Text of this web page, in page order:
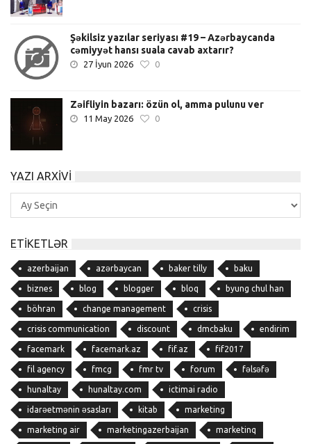
Şəkilsiz yazılar seriyası #19 – Azərbaycanda
cəmiyyət hansı suala cavab axtarır?
27 İyun 2026 0
Zəifliyin bazarı: özün ol, amma pulunu ver
11 May 2026 0
YAZI ARXIVI
Yazı
Arxivi
ETIKETLƏR
azerbaijan azərbaycan baker tilly baku
biznes blog blogger bloq byung chul han
böhran change management crisis
crisis communication discount dmcbaku endirim
facemark facemark.az fif.az fif2017
fil agency fmcg fmr tv forum fəlsəfə
hunaltay hunaltay.com ictimai radio
idarəetmənin əsasları kitab marketing
marketing air marketingazerbaijan marketinq